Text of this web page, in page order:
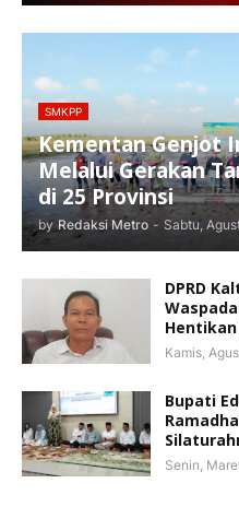
SMKPP
Kementan Genjot
Melalui Gerakan
di 25 Provinsi
by Redaksi Metro - Sabtu,
DPRD
Kamis,
Bupati
Senin,